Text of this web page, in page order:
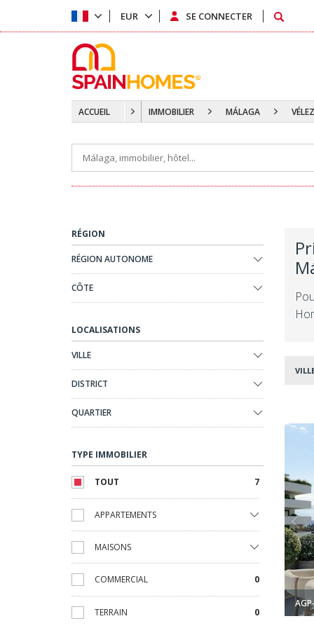
ACCUEIL IMMOBILIER MÁLAGA
RÉGION
RÉGION AUTONOME
CÔTE
LOCALISATIONS
VILLE
DISTRICT
QUARTIER
TYPE IMMOBILIER
TOUT 7
APPARTEMENTS
MAISONS
COMMERCIAL 0
TERRAIN 0
À Vélez-málaga 1Appartements En Bord De Mer Avec Terrasses À Vélez-
EUR SE CONNECTER